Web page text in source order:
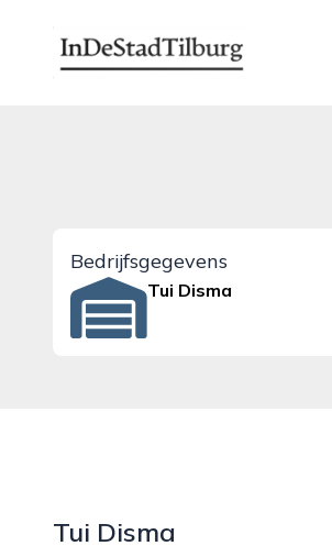
indestadtilburg.nl
Bedrijfsgegevens
Tui Disma
Tui Disma